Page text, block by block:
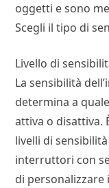
oggetti e sono
Scegli il tipo di
Livello di
La sensibilità
determina a
attiva o disattiva.
livelli di
interruttori con
di personalizzare